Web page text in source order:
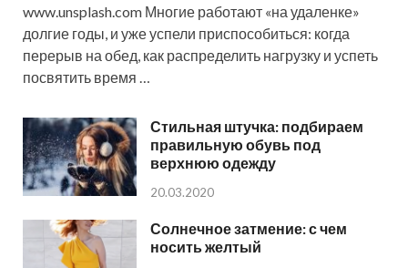
www.unsplash.com Многие работают «на удаленке»
долгие годы, и уже успели приспособиться: когда
перерыв на обед, как распределить нагрузку и успеть
посвятить время …
Стильная штучка: подбираем
правильную обувь под
верхнюю одежду
20.03.2020
Солнечное затмение: с чем
носить желтый